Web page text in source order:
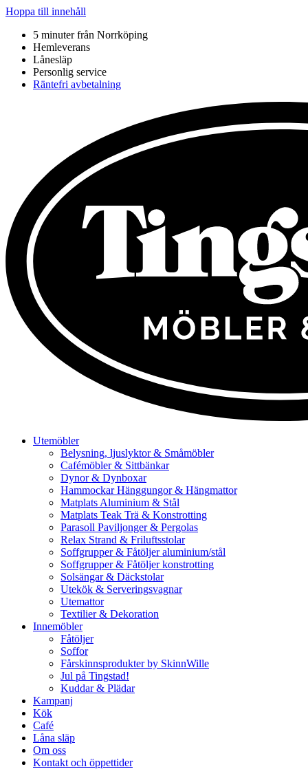
Hoppa till innehåll
5 minuter från Norrköping
Hemleverans
Lånesläp
Personlig service
Räntefri avbetalning
Utemöbler
Belysning, ljuslyktor & Småmöbler
Cafémöbler & Sittbänkar
Dynor & Dynboxar
Hammockar Hänggungor & Hängmattor
Matplats Aluminium & Stål
Matplats Teak Trä & Konstrotting
Parasoll Paviljonger & Pergolas
Relax Strand & Friluftsstolar
Soffgrupper & Fåtöljer aluminium/stål
Soffgrupper & Fåtöljer konstrotting
Solsängar & Däckstolar
Utekök & Serveringsvagnar
Utemattor
Textilier & Dekoration
Innemöbler
Fåtöljer
Soffor
Fårskinnsprodukter by SkinnWille
Jul på Tingstad!
Kuddar & Plädar
Kampanj
Kök
Café
Låna släp
Om oss
Kontakt och öppettider